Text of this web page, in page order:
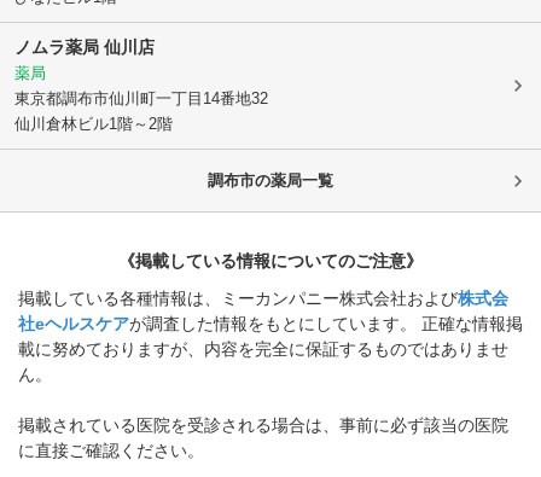
ノムラ薬局 仙川店
薬局
東京都調布市仙川町一丁目14番地32
仙川倉林ビル1階～2階
調布市の薬局一覧
《掲載している情報についてのご注意》
掲載している各種情報は、ミーカンパニー株式会社および株式会
社eヘルスケアが調査した情報をもとにしています。 正確な情報掲
載に努めておりますが、内容を完全に保証するものではありませ
ん。
掲載されている医院を受診される場合は、事前に必ず該当の医院
に直接ご確認ください。